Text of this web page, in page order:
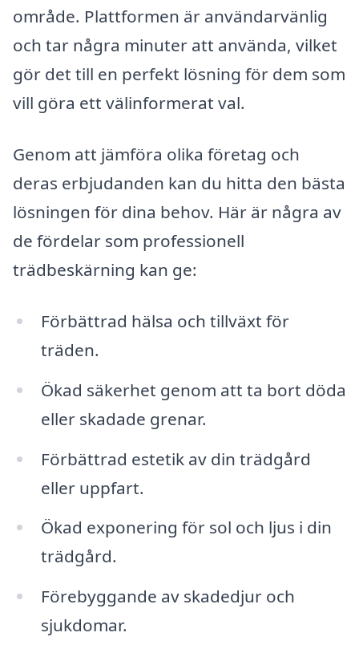
område. Plattformen är användarvänlig
och tar några minuter att använda, vilket
gör det till en perfekt lösning för dem som
vill göra ett välinformerat val.
Genom att jämföra olika företag och
deras erbjudanden kan du hitta den bästa
lösningen för dina behov. Här är några av
de fördelar som professionell
trädbeskärning kan ge:
Förbättrad hälsa och tillväxt för
träden.
Ökad säkerhet genom att ta bort döda
eller skadade grenar.
Förbättrad estetik av din trädgård
eller uppfart.
Ökad exponering för sol och ljus i din
trädgård.
Förebyggande av skadedjur och
sjukdomar.